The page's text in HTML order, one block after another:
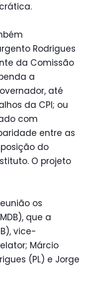
Rodrigues
da Comissão
a
até
da CPI; ou
com
entre as
do
O projeto
os
que a
vice-
Márcio
(PL) e Jorge